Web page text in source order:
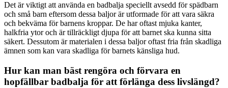
Det är viktigt att använda en badbalja speciellt avsedd för spädbarn
och små barn eftersom dessa baljor är utformade för att vara säkra
och bekväma för barnens kroppar. De har oftast mjuka kanter,
halkfria ytor och är tillräckligt djupa för att barnet ska kunna sitta
säkert. Dessutom är materialen i dessa baljor oftast fria från skadliga
ämnen som kan vara skadliga för barnets känsliga hud.
Hur kan man bäst rengöra och förvara en
hopfällbar badbalja för att förlänga dess livslängd?